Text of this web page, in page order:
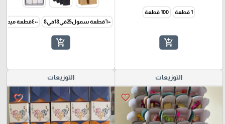
1 قطعة 100 قطعة
add_shopping_cart
٦٠٠قطعة سمول25في18في8 ٤٠٠قطعة ميديوم31في25في12
add_shopping_cart
التوزيعات
favorite_border
التوزيعات
favorite_border